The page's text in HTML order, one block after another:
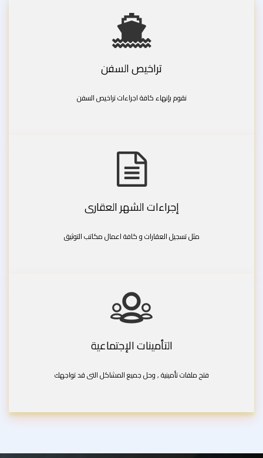
تراخيص السفن
نقوم بإنهاء كافة اجراءات تراخيص السفن
إجراءات الشهر العقارى
مثل تسجيل العقارات و كافة اعمال مكاتب التوثيق
التأمينات الإجتماعية
فتح ملفات تأمينية , وحل جميع المشاكل التى قد تواجهك